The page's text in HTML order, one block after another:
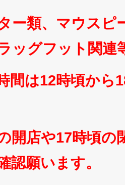
ー類、マウスピ
ッグフット関連
間は12時頃から
開店や17時頃の
認願います。